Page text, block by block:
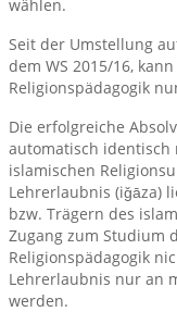
wählen.
Seit der Umstellung
dem WS 2015/16,
Religionspädagogik
Die erfolgreiche
automatisch
islamischen
Lehrerlaubnis (iǧāza)
bzw. Trägern des
Zugang zum Studium
Religionspädagogik
Lehrerlaubnis nur an
werden.